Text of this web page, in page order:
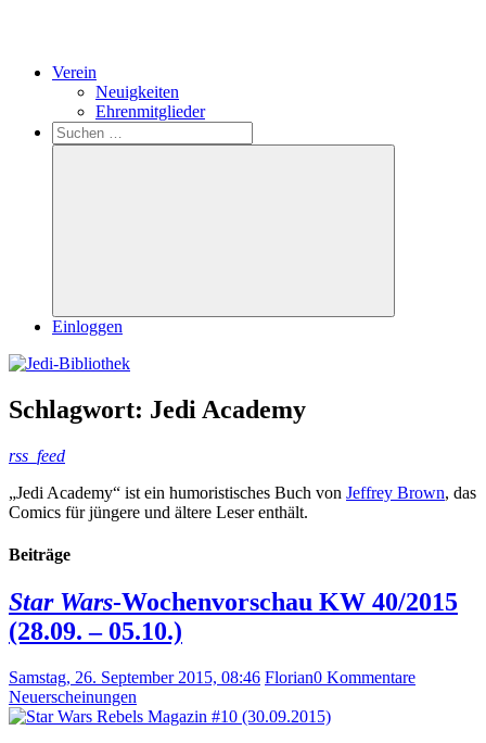
Verein
Neuigkeiten
Ehrenmitglieder
Search
Suchen
nach:
Suchen
Einloggen
Schlagwort: Jedi Academy
rss_feed
„Jedi Academy“ ist ein humoristisches Buch von Jeffrey Brown, das
Comics für jüngere und ältere Leser enthält.
Beiträge
Star Wars-Wochenvorschau KW 40/2015
(28.09. – 05.10.)
Samstag, 26. September 2015, 08:46 Florian0 Kommentare
Neuerscheinungen